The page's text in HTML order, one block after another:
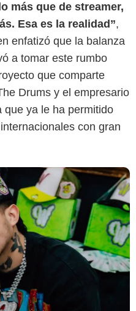
más que de streamer,
Esa es la realidad”,
enfatizó que la balanza
a tomar este rumbo
que comparte
Drums y el empresario
que ya le ha permitido
con gran